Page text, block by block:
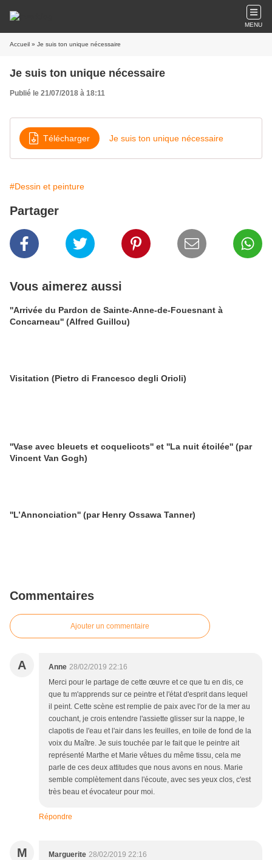
MENU
Accueil » Je suis ton unique nécessaire
Je suis ton unique nécessaire
Publié le 21/07/2018 à 18:11
Télécharger Je suis ton unique nécessaire
#Dessin et peinture
Partager
Vous aimerez aussi
''Arrivée du Pardon de Sainte-Anne-de-Fouesnant à
Concarneau'' (Alfred Guillou)
Visitation (Pietro di Francesco degli Orioli)
''Vase avec bleuets et coquelicots'' et ''La nuit étoilée'' (par
Vincent Van Gogh)
''L’Annonciation'' (par Henry Ossawa Tanner)
Commentaires
Ajouter un commentaire
A Anne 28/02/2019 22:16
Merci pour le partage de cette œuvre et ce que tu en dis, ce
que tu m'apprends sur ce peintre et l'état d'esprit dans lequel
il peint. Cette scène est remplie de paix avec l'or de la mer au
couchant, je crois entendre l'assiette glisser sur la nappe, le
clapotis de l'eau et l'air dans les feuilles, en toile de fond de la
voix du Maître. Je suis touchée par le fait que le peintre ait
représenté Marthe et Marie vêtues du même tissu, cela me
parle de ces deux attitudes que nous avons en nous. Marie
semble complètement dans l'écoute, avec ses yeux clos, c'est
très beau et évocateur pour moi.
Répondre
M Marguerite 28/02/2019 22:16